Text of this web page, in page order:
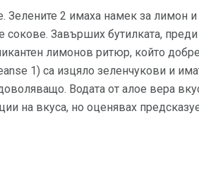
2 имаха намек за лимон
сокове. Завърших бутилката,
лимонов ритюр, който добре
1) са изцяло зеленчукови и
Водата от алое вера
на вкуса, но оценявах